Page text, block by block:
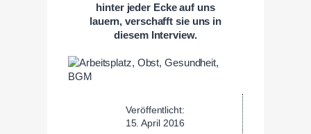
hinter jeder Ecke auf uns
lauern, verschafft sie uns in
diesem Interview.
Veröffentlicht:
15. April 2016